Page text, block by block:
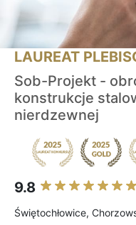
LAUREAT
Sob-Projekt -
konstrukcje
nierdzewnej
9.8
Świętochłowice,